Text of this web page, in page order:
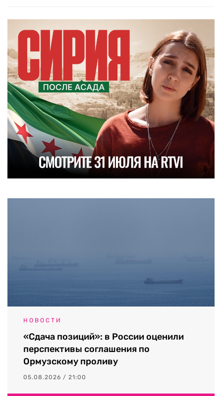
НОВОСТИ
«Сдача позиций»: в России оценили
перспективы соглашения по
Ормузскому проливу
05.08.2026 / 21:00